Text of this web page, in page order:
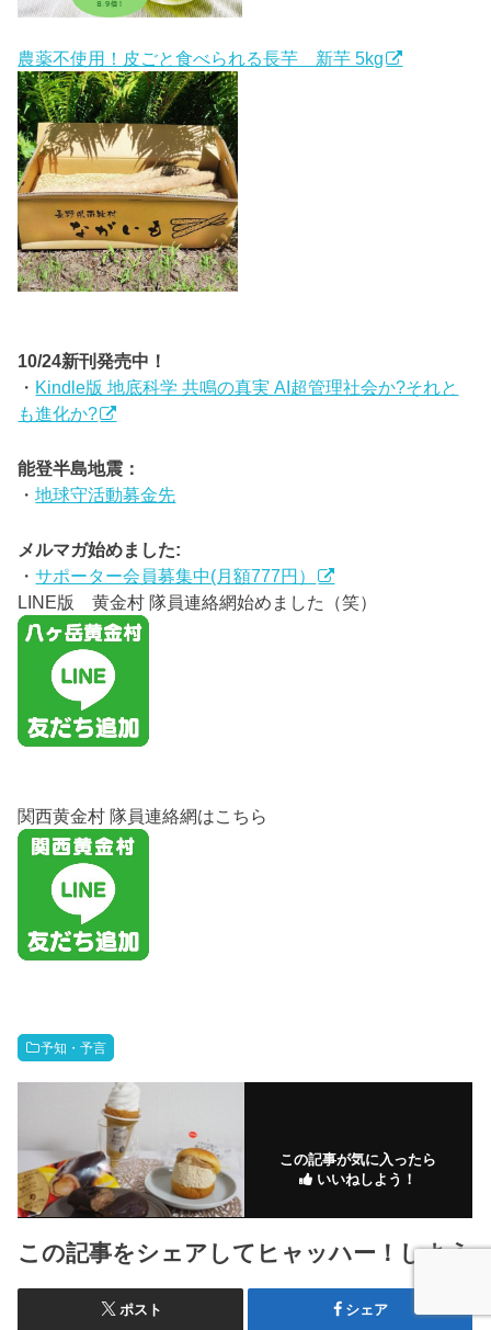
農薬不使用！皮ごと食べられる長芋 新芋 5kg
10/24新刊発売中！
・ Kindle版 地底科学 共鳴の真実 AI超管理社会か?それと
も進化か?
能登半島地震：
・地球守活動募金先
メルマガ始めました:
・サポーター会員募集中(月額777円）
LINE版 黄金村 隊員連絡網始めました（笑）
関西黄金村 隊員連絡網はこちら
予知・予言
この記事が気に入ったら
いいねしよう！
この記事をシェアしてヒャッハー！しよう
ポスト シェア